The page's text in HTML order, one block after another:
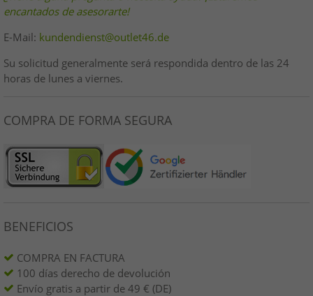
encantados de asesorarte!
E-Mail: kundendienst@outlet46.de
Su solicitud generalmente será respondida dentro de las 24
horas de lunes a viernes.
COMPRA DE FORMA SEGURA
BENEFICIOS
COMPRA EN FACTURA
100 días derecho de devolución
Envío gratis a partir de 49 € (DE)